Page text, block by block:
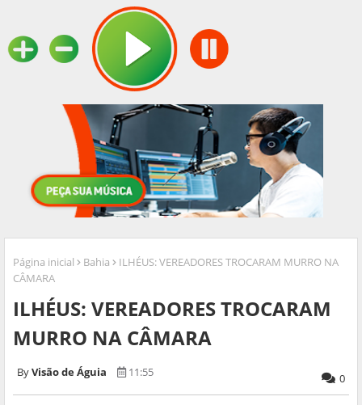
Página inicial Bahia
ILHÉUS: VEREADORES TROCARAM MURRO NA
CÂMARA
ILHÉUS: VEREADORES TROCARAM
MURRO NA CÂMARA
Visão de Águia 11:55 0